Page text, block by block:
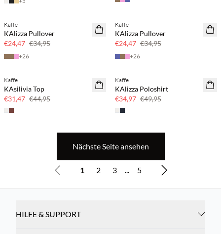
SAVE20
Kaffe
KAlizza Pullover
€24,47 €34,95
+26
SAVE20
Kaffe
KAlizza Pullover
€24,47 €34,95
+26
SAVE20
Kaffe
KAsilivia Top
€31,47 €44,95
SAVE20
Kaffe
KAlizza Poloshirt
€34,97 €49,95
Nächste Seite ansehen
1 2 3 ... 5
HILFE & SUPPORT